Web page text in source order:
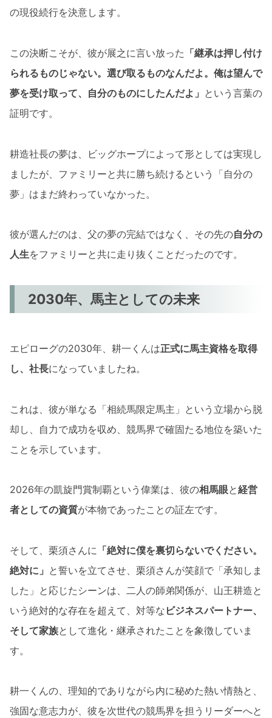
の現役続行を決意します。
この決断こそが、彼が展之に言い放った 「継承は押し付け
られるものじゃない。選び取るものなんだよ。俺は望んで
夢を受け取って、自分のものにしたんだよ」 という言葉の
証明です。
耕造社長の夢は、ビッグホープによって形としては実現し
ましたが、ファミリーと共に勝ち続けるという「自分の
夢」はまだ終わっていなかった。
彼が選んだのは、父の夢の完結ではなく、その先の自分の
人生をファミリーと共に走り抜くことだったのです。
2030年、馬主としての未来
エピローグの2030年、耕一くんは正式に馬主資格を取得
し、社長になっていましたね。
これは、彼が単なる「相続馬限定馬主」という立場から脱
却し、自力で成功を収め、競馬界で確固たる地位を築いた
ことを示しています。
2026年の凱旋門賞制覇という偉業は、彼の相馬眼と経営
者としての資質が本物であったことの証左です。
そして、栗須さんに 「絶対に僕を裏切らないでください。
絶対に」 と誓いを立てさせ、栗須さんが笑顔で「承知しま
した」と応じたシーンは、二人の師弟関係が、山王耕造と
いう絶対的な存在を超えて、対等な ビジネスパートナー、
そして家族として進化・継承されたことを象徴していま
す。
耕一くんの、理知的でありながら内に秘めた熱い情熱と、
強固な意志力が、彼を次世代の競馬界を担うリーダーへと